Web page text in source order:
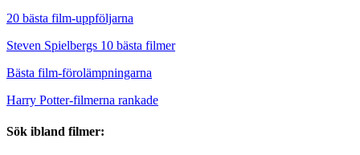
20 bästa film-uppföljarna
Steven Spielbergs 10 bästa filmer
Bästa film-förolämpningarna
Harry Potter-filmerna rankade
Sök ibland filmer: